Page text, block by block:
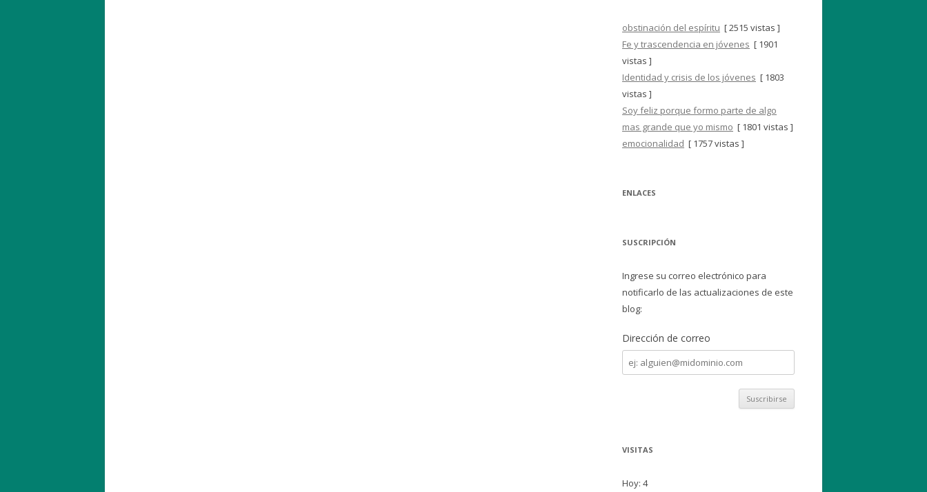
obstinación del espíritu [ 2515 vistas ]
Fe y trascendencia en jóvenes [ 1901
vistas ]
Identidad y crisis de los jóvenes [ 1803
vistas ]
Soy feliz porque formo parte de algo
mas grande que yo mismo [ 1801 vistas ]
emocionalidad [ 1757 vistas ]
ENLACES
SUSCRIPCIÓN
Ingrese su correo electrónico para
notificarlo de las actualizaciones de este
blog:
Dirección de correo
Dirección
de
correo
VISITAS
Hoy: 4